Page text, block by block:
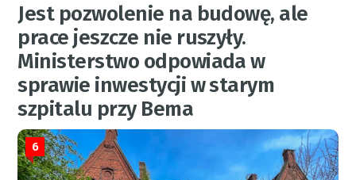
Jest pozwolenie na budowę, ale
prace jeszcze nie ruszyły.
Ministerstwo odpowiada w
sprawie inwestycji w starym
szpitalu przy Bema
6